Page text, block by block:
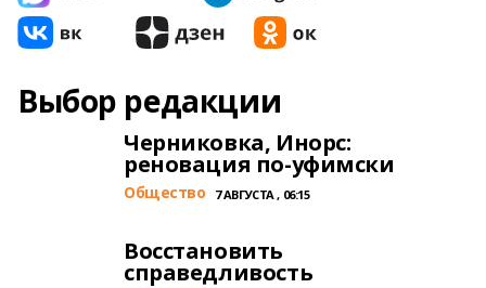
Выбор редакции
Черниковка, Инорс:
реновация по-уфимски
Общество 7 АВГУСТА , 06:15
Восстановить
справедливость